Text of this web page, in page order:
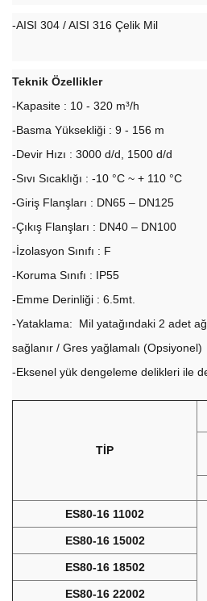
-AISI 304 / AISI 316 Çelik Mil
Teknik Özellikler
-Kapasite : 10 - 320 m³/h
-Basma Yüksekliği : 9 - 156 m
-Devir Hızı : 3000 d/d, 1500 d/d
-Sıvı Sıcaklığı : -10 °C ~ + 110 °C
-Giriş Flanşları : DN65 – DN125
-Çıkış Flanşları : DN40 – DN100
-İzolasyon Sınıfı : F
-Koruma Sınıfı : IP55
-Emme Derinliği : 6.5mt.
-Yataklama: Mil yatağındaki 2 adet
sağlanır / Gres yağlamalı (Opsiyonel)
-Eksenel yük dengeleme delikleri
TİP
ES80-16 11002
ES80-16 15002
ES80-16 18502
ES80-16 22002